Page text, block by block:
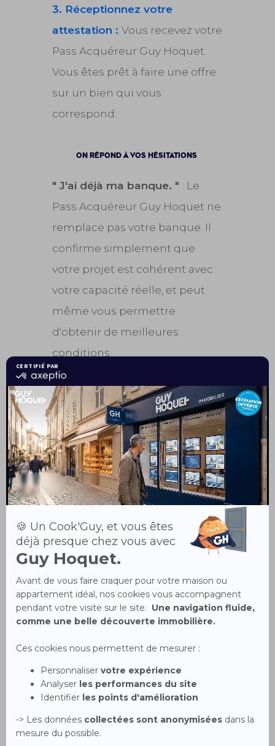
3. Réceptionnez votre
attestation : Vous recevez votre
Pass Acquéreur Guy Hoquet.
Vous êtes prêt à faire une offre
sur un bien qui vous
correspond.
ON RÉPOND À VOS HÉSITATIONS
" J'ai déjà ma banque. " : Le
Pass Acquéreur Guy Hoquet ne
remplace pas votre banque. Il
confirme simplement que
votre projet est cohérent avec
votre capacité réelle, et peut
même vous permettre
d'obtenir de meilleures
conditions.
"Je connais déjà mon budget.
": Excellente base ! Le Pass
Acquéreur Guy Hoquet permet
de le valider officiellement
auprès des vendeurs. Les taux
évoluent en permanence,
notre expert s'assure que votre
estimation est bien à jour.
" Je veux d'abord visiter. ":
Bien sûr ! Mais plus votre
budget est clair en amont, plus
vous pouvez faire une offre sur-
le-champ.